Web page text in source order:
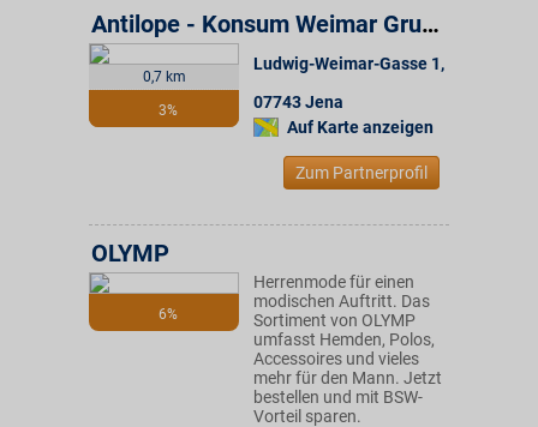
0,7 km
3%
Antilope - Konsum Weimar Gruppe
Ludwig-Weimar-Gasse 1,
07743Jena
Auf Karte anzeigen
Zum Partnerprofil
6%
OLYMP
Herrenmode für einen
modischen Auftritt. Das
Sortiment von OLYMP
umfasst Hemden, Polos,
Accessoires und vieles
mehr für den Mann. Jetzt
bestellen und mit BSW-
Vorteil sparen.